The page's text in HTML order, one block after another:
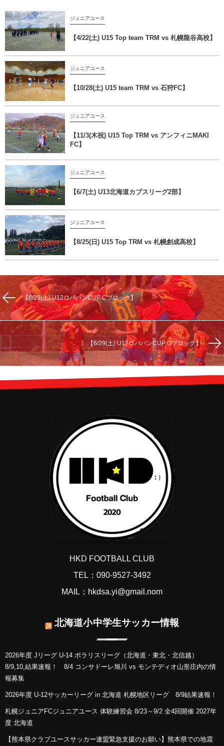
ジュニアユース
【4/22(土) U15 Top team TRM vs 札幌龍谷高校】
ジュニアユース
【10/28(土) U15 team TRM vs 石狩FC】
ジュニアユース
【11/3(木祝) U15 Top TRM vs アンフィニMAKI
FC】
ジュニアユース
【6/7(土) U13北海道カブスリーグ2部】
ジュニアユース
【8/25(日) U15 Top TRM vs 札幌創成高校】
【6/29(土) U12ロバパンCUP Cブロック】
【6/29(土) U12ロバパンCUP Gブロック】
HKD FOOTBALL CLUB
TEL：090-9527-3492
MAIL：hkdsa.yi@gmail.nom
北海道小中学生サッカー情報
2026年度 Jリーグ U-14 ポラリスリーグ（北海道・東北・北信越）
8/9,10,結果速報！ 8/4 コンサドーレ旭川 vs モンテディオ山形庄内の情
報募集
2026年度 U-12サッカーリーグ in 北海道 札幌地区リーグ 8/9結果速報！
札幌ジュニアFCジュニアユース 体験練習会 8/23～9/2 全4回開催 2027年
度 北海道
【熊本県クラブユースサッカー連盟緊急支援のお願い】熊本県での地震